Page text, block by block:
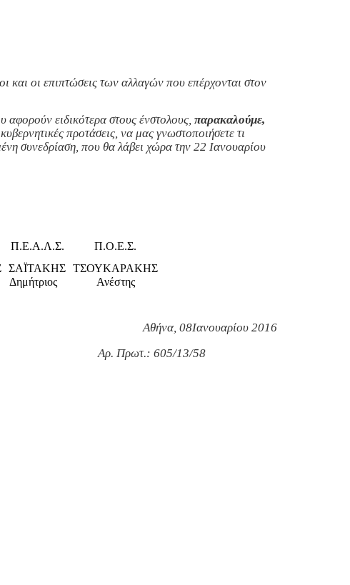
οι επιπτώσεις των αλλαγών που επέρχονται στον
ειδικότερα στους ένστολους, παρακαλούμε,
προτάσεις, να μας γνωστοποιήσετε τι
συνεδρίαση, που θα λάβει χώρα την 22 Ιανουαρίου
Π.Ε.Α.Λ.Σ.
Π.Ο.Ε.Σ.
ΣΑΪΤΑΚΗΣ
Δημήτριος
ΤΣΟΥΚΑΡΑΚΗΣ
Ανέστης
Αθήνα, 08Ιανουαρίου 2016
Αρ. Πρωτ.: 605/13/58